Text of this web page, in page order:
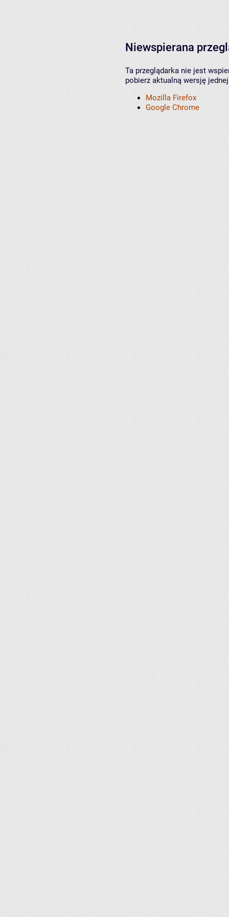
Niewspierana
Ta przeglądarka nie jest
pobierz aktualną wersję
Mozilla Firefox
Google Chrome